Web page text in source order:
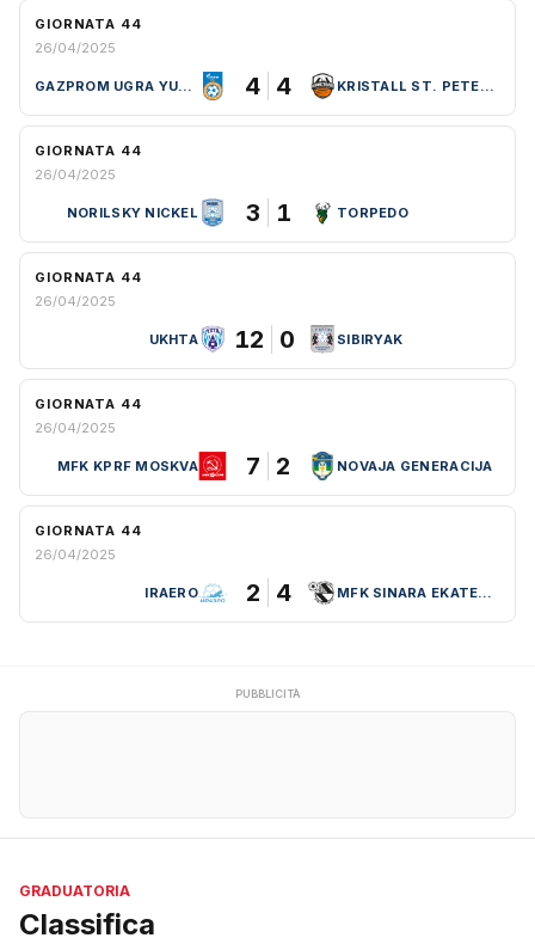
GIORNATA 44
26/04/2025
GAZPROM UGRA YUGORSK (RUS) 4 4 KRISTALL ST. PETERSBURG
GIORNATA 44
26/04/2025
NORILSKY NICKEL 3 1 TORPEDO
GIORNATA 44
26/04/2025
UKHTA 12 0 SIBIRYAK
GIORNATA 44
26/04/2025
MFK KPRF MOSKVA 7 2 NOVAJA GENERACIJA
GIORNATA 44
26/04/2025
IRAERO 2 4 MFK SINARA EKATERINBURG
PUBBLICITÀ
GRADUATORIA
Classifica